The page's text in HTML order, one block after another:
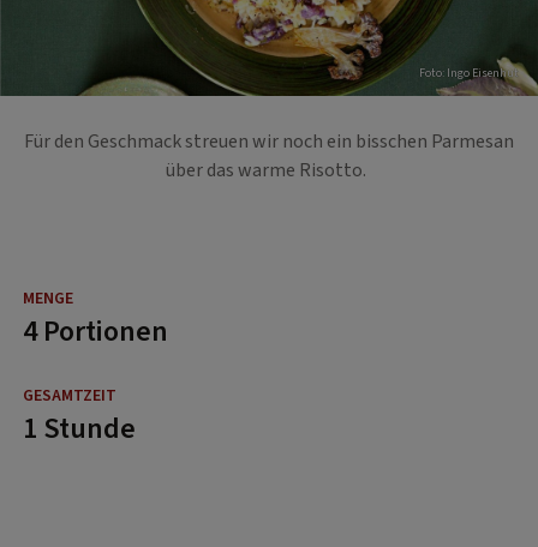
Foto: Ingo Eisenhut
Für den Geschmack streuen wir noch ein bisschen Parmesan
über das warme Risotto.
4 Portionen
1 Stunde